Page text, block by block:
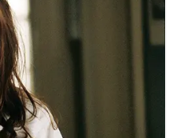
digelar karena masih
belum menyelesaikan
Epdeskel Tahun 2026.
keterbatasan
adanya pergantian
kelurahan.